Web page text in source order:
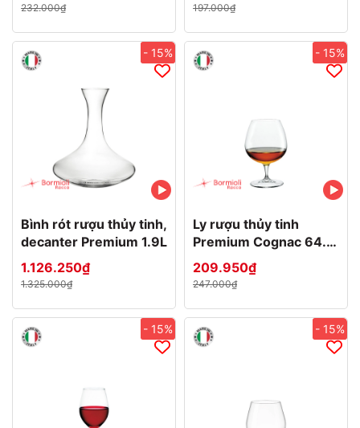
232.000₫ 197.000₫
- 15%
Bình rót rượu thủy tinh,
decanter Premium 1.9L
1.126.250₫
1.325.000₫
- 15%
Ly rượu thủy tinh
Premium Cognac 64.5
cl
209.950₫
247.000₫
- 15% - 15%